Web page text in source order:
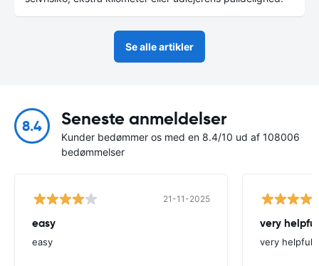
Se alle artikler
8.4 Seneste anmeldelser
Kunder bedømmer os med en 8.4/10 ud af 108006
bedømmelser
21-11-2025
easy
easy
very
very helpfull